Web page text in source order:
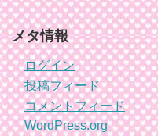
メタ情報
ログイン
投稿フィード
コメントフィード
WordPress.org